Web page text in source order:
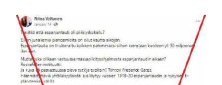
Image